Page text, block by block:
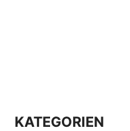
KATEGORIEN